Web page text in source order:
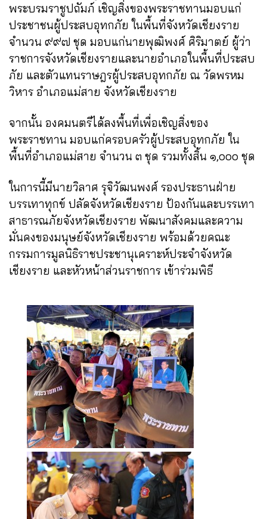
พระบรมราชูปถัมภ์ เชิญสิ่งของพระราชทานมอบแก่
ประชาชนผู้ประสบอุทกภัย ในพื้นที่จังหวัดเชียงราย
จำนวน ๙๙๗ ชุด มอบแก่นายพุฒิพงศ์ ศิริมาตย์ ผู้ว่า
ราชการจังหวัดเชียงรายและนายอำเภอในพื้นที่ประสบ
ภัย และตัวแทนราษฎรผู้ประสบอุทกภัย ณ วัดพรหม
วิหาร อำเภอแม่สาย จังหวัดเชียงราย
จากนั้น องคมนตรีได้ลงพื้นที่เพื่อเชิญสิ่งของ
พระราชทาน มอบแก่ครอบครัวผู้ประสบอุทกภัย ใน
พื้นที่อำเภอแม่สาย จำนวน ๓ ชุด รวมทั้งสิ้น ๑,๐๐๐ ชุด
ในการนี้มีนายวิลาศ รุจิวัฒนพงศ์ รองประธานฝ่าย
บรรเทาทุกข์ ปลัดจังหวัดเชียงราย ป้องกันและบรรเทา
สาธารณภัยจังหวัดเชียงราย พัฒนาสังคมและความ
มั่นคงของมนุษย์จังหวัดเชียงราย พร้อมด้วยคณะ
กรรมการมูลนิธิราชประชานุเคราะห์ประจำจังหวัด
เชียงราย และหัวหน้าส่วนราชการ เข้าร่วมพิธี